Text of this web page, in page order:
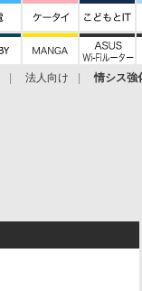
法人向け 情シス強